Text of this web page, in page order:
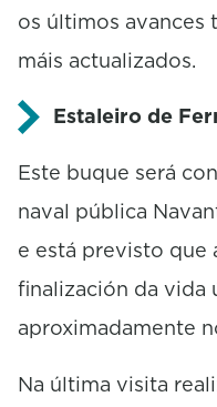
os últimos avances
máis actualizados.
Estaleiro de
Este buque será
naval pública
e está previsto que
finalización da vida
aproximadamente
Na última visita